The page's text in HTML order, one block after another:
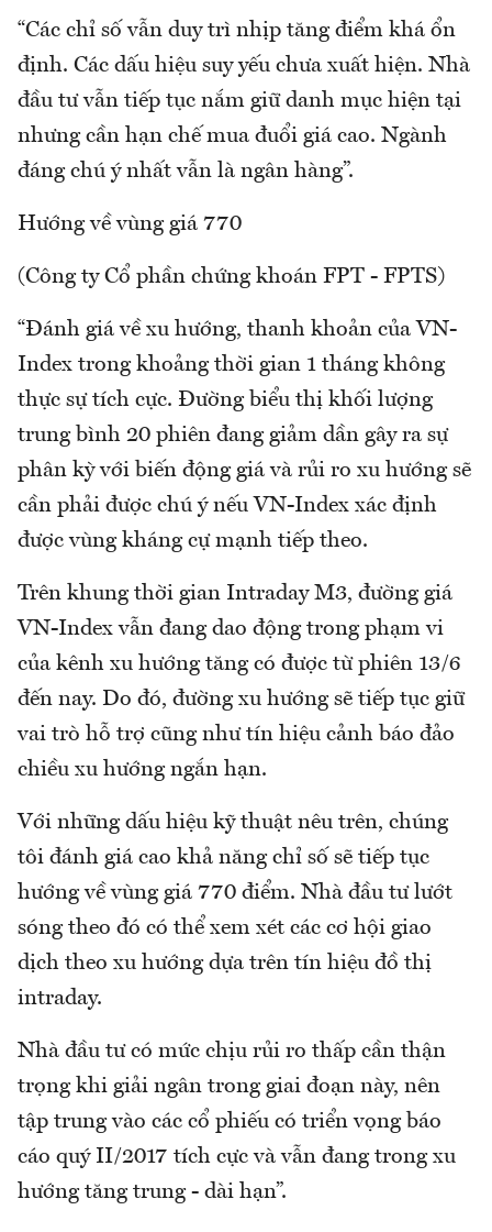
“Các chỉ số vẫn duy trì nhịp tăng điểm khá ổn
định. Các dấu hiệu suy yếu chưa xuất hiện. Nhà
đầu tư vẫn tiếp tục nắm giữ danh mục hiện tại
nhưng cần hạn chế mua đuổi giá cao. Ngành
đáng chú ý nhất vẫn là ngân hàng”.
Hướng về vùng giá 770
(Công ty Cổ phần chứng khoán FPT - FPTS)
“Đánh giá về xu hướng, thanh khoản của VN-
Index trong khoảng thời gian 1 tháng không
thực sự tích cực. Đường biểu thị khối lượng
trung bình 20 phiên đang giảm dần gây ra sự
phân kỳ với biến động giá và rủi ro xu hướng sẽ
cần phải được chú ý nếu VN-Index xác định
được vùng kháng cự mạnh tiếp theo.
Trên khung thời gian Intraday M3, đường giá
VN-Index vẫn đang dao động trong phạm vi
của kênh xu hướng tăng có được từ phiên 13/6
đến nay. Do đó, đường xu hướng sẽ tiếp tục giữ
vai trò hỗ trợ cũng như tín hiệu cảnh báo đảo
chiều xu hướng ngắn hạn.
Với những dấu hiệu kỹ thuật nêu trên, chúng
tôi đánh giá cao khả năng chỉ số sẽ tiếp tục
hướng về vùng giá 770 điểm. Nhà đầu tư lướt
sóng theo đó có thể xem xét các cơ hội giao
dịch theo xu hướng dựa trên tín hiệu đồ thị
intraday.
Nhà đầu tư có mức chịu rủi ro thấp cần thận
trọng khi giải ngân trong giai đoạn này, nên
tập trung vào các cổ phiếu có triển vọng báo
cáo quý II/2017 tích cực và vẫn đang trong xu
hướng tăng trung - dài hạn”.